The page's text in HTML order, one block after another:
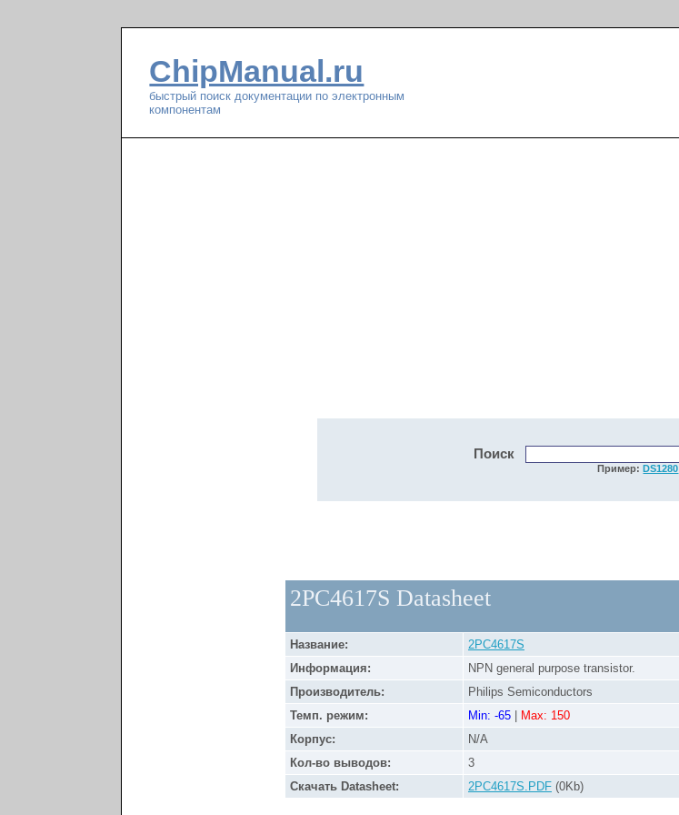
ChipManual.ru
быстрый поиск документации по электронным
компонентам
Поиск
Пример:DS1280
2PC4617S Datasheet
Название:
2PC4617S
Информация:
NPN general purpose transistor.
Производитель:
Philips Semiconductors
Темп. режим:
Min: -65|
Max: 150
Корпус:
N/A
Кол-во выводов:
3
Скачать Datasheet:
2PC4617S.PDF(0Kb)